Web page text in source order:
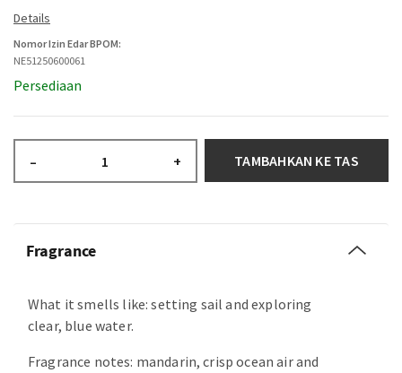
Nomor Izin Edar BPOM:
NE51250600061
Persediaan
– + TAMBAHKAN KE TAS
Fragrance
What it smells like: setting sail and exploring
clear, blue water.
Fragrance notes: mandarin, crisp ocean air and